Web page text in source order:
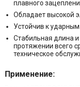
плавного
Обладает высокой
Устойчив к ударным
Стабильная длина
протяжении всего
техническое
Применение: